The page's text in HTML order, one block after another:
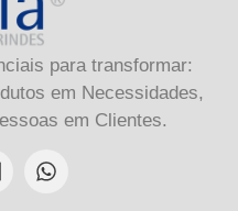
para transformar:
em Necessidades,
em Clientes.